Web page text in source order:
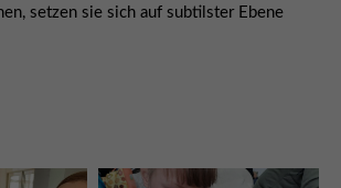
setzen sie sich auf subtilster Ebene